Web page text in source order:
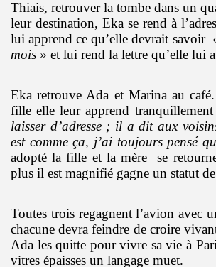
Thiais, retrouver la tombe dans un
leur destination, Eka se rend à
lui apprend ce qu’elle devrait savoir
mois » et lui rend la lettre qu’elle lui
Eka retrouve Ada et Marina au café.
fille elle leur apprend
laisser d’adresse ; il a dit aux
est comme ça, j’ai toujours pensé
adopté la fille et la mère
se
plus il est magnifié gagne un statut
Toutes trois regagnent l’avion avec
chacune devra feindre de croire
Ada les quitte pour vivre sa vie à
vitres épaisses un langage muet.